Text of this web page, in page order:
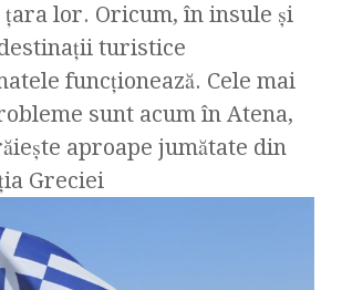
ţara lor. Oricum, în insule şi
turistice
funcţionează. Cele mai
sunt acum în Atena,
aproape jumătate din
Greciei